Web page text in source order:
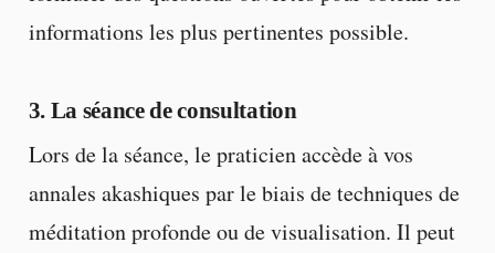
informations les plus pertinentes possible.
3. La séance de consultation
Lors de la séance, le praticien accède à vos
annales akashiques par le biais de techniques de
méditation profonde ou de visualisation. Il peut